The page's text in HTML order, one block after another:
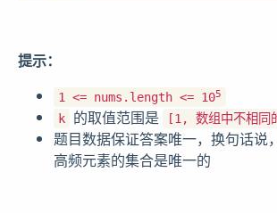
提示：
1 <= nums.length <= 105
k 的取值范围是 [1, 数组中不相同
题目数据保证答案唯一，换句话说
高频元素的集合是唯一的